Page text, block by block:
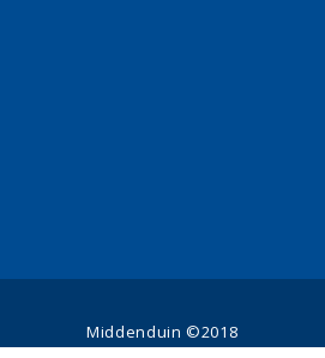
Middenduin ©2018